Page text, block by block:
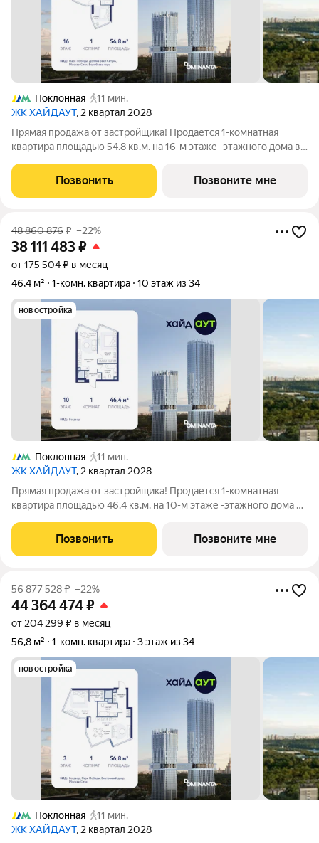
Поклонная
11 мин.
ЖК ХАЙДАУТ, 2 квартал 2028
Прямая продажа от застройщика! Продается 1-комнатная
квартира площадью 54.8 кв.м. на 16-м этаже -этажного дома в
Победы, Долина реки Сетунь, МГУ, Москва-Сити, Воробьевы
горы. Высота потолков 3,25 м.
Позвонить Позвоните мне
48 860 876₽ –22%
38 111 483₽
от 175 504 ₽ в месяц
46,4 м²
1-комн. квартира 10 этаж из 34
новостройка
Поклонная
11 мин.
ЖК ХАЙДАУТ, 2 квартал 2028
Прямая продажа от застройщика! Продается 1-комнатная
квартира площадью 46.4 кв.м. на 10-м этаже -этажного дома в
Победы, Долина реки Сетунь, МГУ, Москва-Сити, Воробьевы
горы. Высота потолков 3,25 м.
Позвонить Позвоните мне
56 877 528₽ –22%
44 364 474₽
от 204 299 ₽ в месяц
56,8 м²
1-комн. квартира 3 этаж из 34
новостройка
Поклонная
11 мин.
ЖК ХАЙДАУТ, 2 квартал 2028